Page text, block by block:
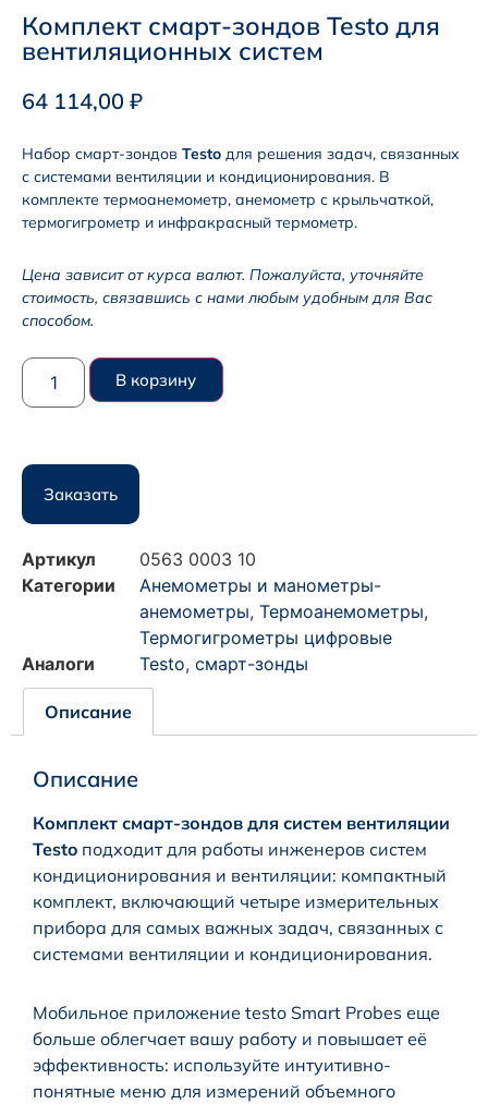
Комплект смарт-зондов Testo для
вентиляционных систем
64 114,00 ₽
Набор смарт-зондов Testo для решения задач, связанных
с системами вентиляции и кондиционирования. В
комплекте термоанемометр, анемометр с крыльчаткой,
термогигрометр и инфракрасный термометр.
Цена зависит от курса валют. Пожалуйста, уточняйте
стоимость, связавшись с нами любым удобным для Вас
способом.
В корзину
Заказать
Артикул
0563 0003 10
Категории
Анемометры и манометры-
анемометры, Термоанемометры,
Термогигрометры цифровые
Аналоги
Testo, смарт-зонды
Описание
Описание
Комплект смарт-зондов для систем вентиляции
Testo подходит для работы инженеров систем
кондиционирования и вентиляции: компактный
комплект, включающий четыре измерительных
прибора для самых важных задач, связанных с
системами вентиляции и кондиционирования.
Мобильное приложение testo Smart Probes еще
больше облегчает вашу работу и повышает её
эффективность: используйте интуитивно-
понятные меню для измерений объемного